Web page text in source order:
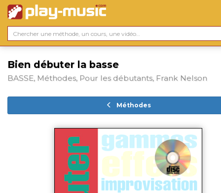
Bien débuter la basse
BASSE, Méthodes, Pour les débutants, Frank Nelson
Méthodes